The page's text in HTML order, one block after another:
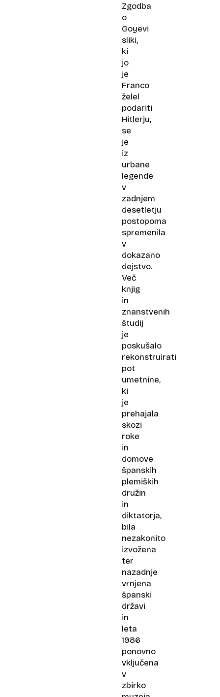
Zgodba
o
Goyevi
sliki,
ki
jo
je
Franco
želel
podariti
Hitlerju,
se
je
iz
urbane
legende
v
zadnjem
desetletju
postopoma
spremenila
v
dokazano
dejstvo.
Več
knjig
in
znanstvenih
študij
je
poskušalo
rekonstruirati
pot
umetnine,
ki
je
prehajala
skozi
roke
in
domove
španskih
plemiških
družin
in
diktatorja,
bila
nezakonito
izvožena
ter
nazadnje
vrnjena
španski
državi
in
leta
1986
ponovno
vključena
v
zbirko